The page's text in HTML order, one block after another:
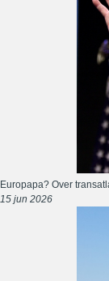
Europapa? Over
15 jun 2026